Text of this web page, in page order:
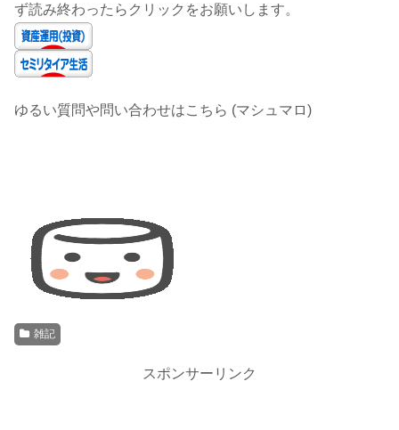
ず読み終わったらクリックをお願いします。
ゆるい質問や問い合わせはこちら (マシュマロ)
雑記
スポンサーリンク